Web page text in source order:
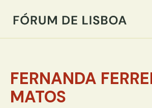
FERNANDA
MATOS